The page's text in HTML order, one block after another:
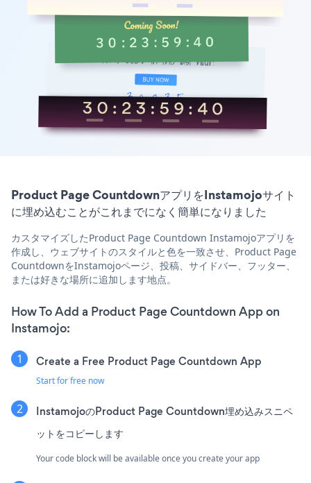
Product Page CountdownアプリをInstamojoサイト
に埋め込むことがこれまでになく簡単になりました
カスタマイズしたProduct Page Countdown Instamojoアプリを
作成し、ウェブサイトのスタイルと色を一致させ、Product Page
CountdownをInstamojoページ、投稿、サイドバー、フッター、
または好きな場所に追加します地点。
How To Add a Product Page Countdown App on
Instamojo:
Create a Free Product Page Countdown App
Start for free now
InstamojoのProduct Page Countdown埋め込みスニペ
ットをコピーします
Your code block will be available once you create your app